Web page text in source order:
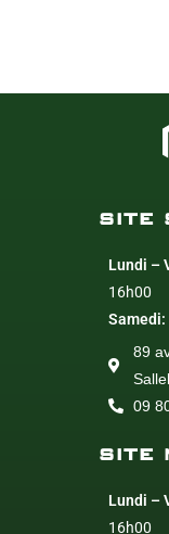
SITE
Lundi –
16h00
Samedi:
89
09
SITE
Lundi –
16h00